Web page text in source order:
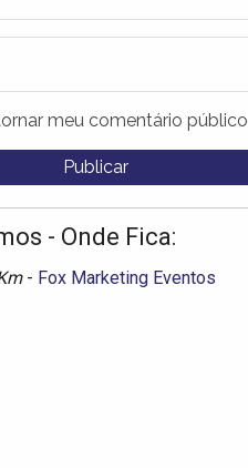
meu comentário público
- Onde Fica:
- Fox Marketing Eventos